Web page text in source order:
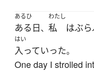
あるひ
ある日、
わたし
私 はぶら
はい
入っていった。
One day I strolled